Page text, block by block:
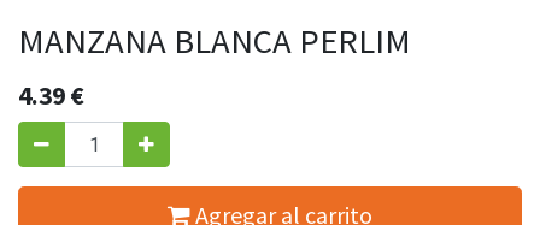
MANZANA BLANCA PERLIM
4.39€
Agregar al carrito